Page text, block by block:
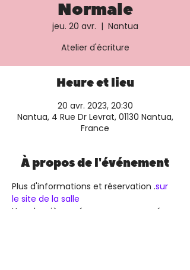
Normale
jeu. 20 avr.
  |
Nantua
Atelier d'écriture
Heure et lieu
20 avr. 2023, 20:30
Nantua, 4 Rue Dr Levrat, 01130 Nantua,
France
À propos de l'événement
Plus d'informations et réservation .sur
le site de la salle
Une deuxième séance sera proposée